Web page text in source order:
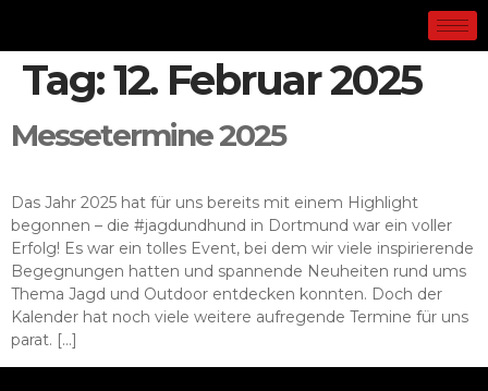
Tag:12. Februar 2025
Messetermine 2025
Das Jahr 2025 hat für uns bereits mit einem Highlight
begonnen – die #jagdundhund in Dortmund war ein voller
Erfolg! Es war ein tolles Event, bei dem wir viele inspirierende
Begegnungen hatten und spannende Neuheiten rund ums
Thema Jagd und Outdoor entdecken konnten. Doch der
Kalender hat noch viele weitere aufregende Termine für uns
parat. […]